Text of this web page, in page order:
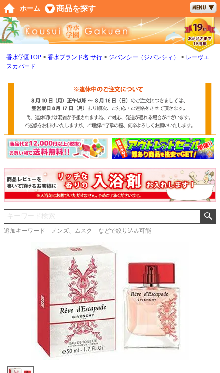
香水学園TOP 香水ブランド名 サ行 ジバンシー（ジバンシィ）
レーヴエ
スカパード
追加キーワード メンズ、ムスク などで絞り込み可能
ペー
ジト
ップ
へ
ホーム 商品を探す